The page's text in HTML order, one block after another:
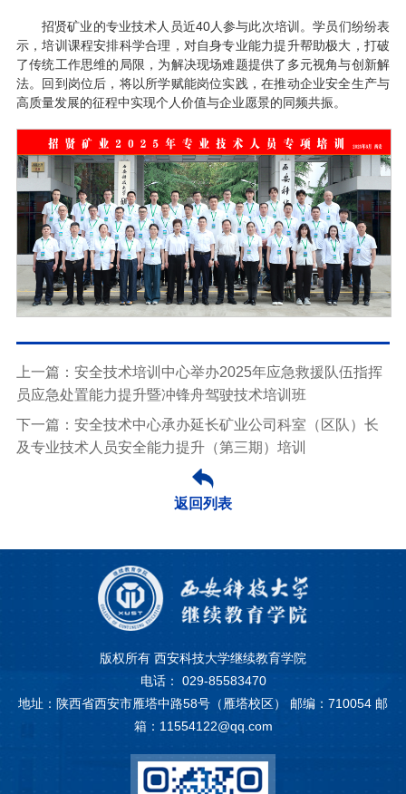
招贤矿业的专业技术人员近40人参与此次培训。学员们纷纷表
示，培训课程安排科学合理，对自身专业能力提升帮助极大，打破
了传统工作思维的局限，为解决现场难题提供了多元视角与创新解
法。回到岗位后，将以所学赋能岗位实践，在推动企业安全生产与
高质量发展的征程中实现个人价值与企业愿景的同频共振。
上一篇：安全技术培训中心举办2025年应急救援队伍指挥
员应急处置能力提升暨冲锋舟驾驶技术培训班
下一篇：安全技术中心承办延长矿业公司科室（区队）长
及专业技术人员安全能力提升（第三期）培训
返回列表
版权所有 西安科技大学继续教育学院
电话： 029-85583470
地址：陕西省西安市雁塔中路58号（雁塔校区） 邮编：710054 邮
箱：11554122@qq.com